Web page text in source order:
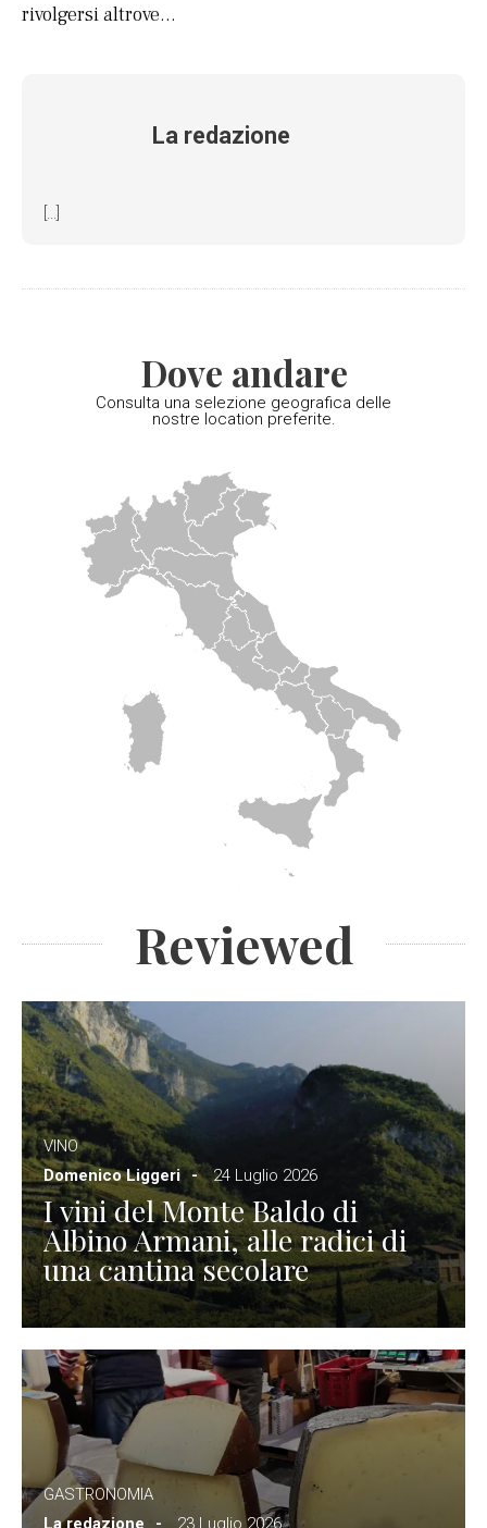
rivolgersi altrove…
La redazione
[...]
Dove andare
Consulta una selezione geografica delle
nostre location preferite.
Reviewed
VINO
Domenico Liggeri
24 Luglio 2026
I vini del Monte Baldo di
Albino Armani, alle radici di
una cantina secolare
GASTRONOMIA
La redazione
23 Luglio 2026